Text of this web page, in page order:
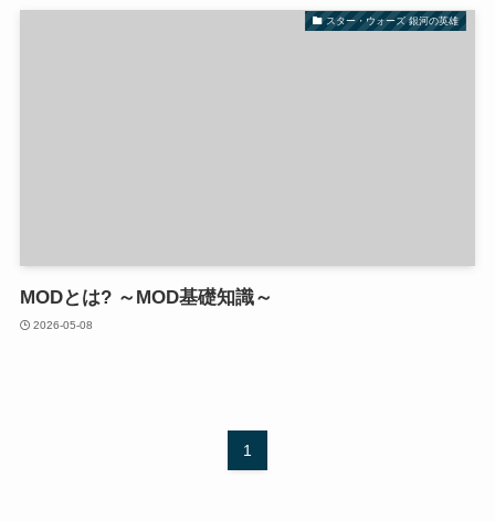
スター・ウォーズ 銀河の英雄
MODとは? ～MOD基礎知識～
2026-05-08
1